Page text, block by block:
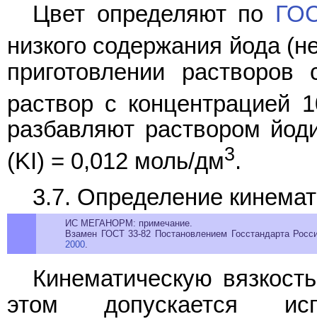
Цвет определяют по
низкого содержания йода
приготовлении
раствор с
разбавляют раствором
(KI) = 0,012 моль/дм3.
3.7. Определение
ИС МЕГАНОРМ: примечание.
Взамен ГОСТ 33-82 Постановлением Госстандарта
2000
Кинематическую
этом допускается